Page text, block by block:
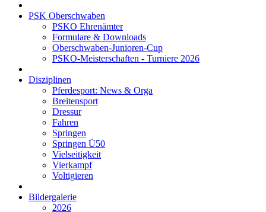
PSK Oberschwaben
PSKO Ehrenämter
Formulare & Downloads
Oberschwaben-Junioren-Cup
PSKO-Meisterschaften - Turniere 2026
Disziplinen
Pferdesport: News & Orga
Breitensport
Dressur
Fahren
Springen
Springen Ü50
Vielseitigkeit
Vierkampf
Voltigieren
Bildergalerie
2026